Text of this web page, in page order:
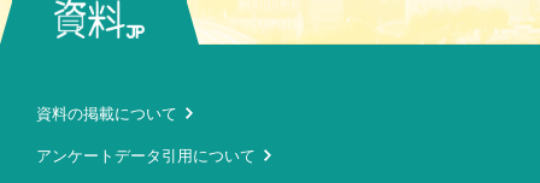
資料の掲載について
アンケートデータ引用について